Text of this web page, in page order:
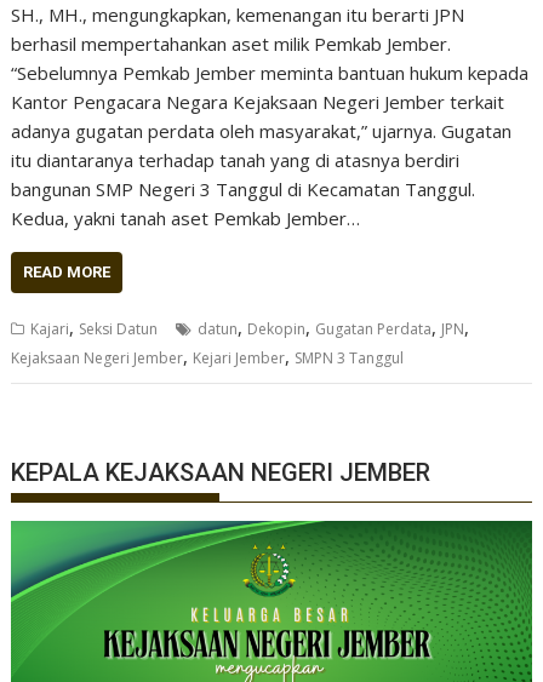
SH., MH., mengungkapkan, kemenangan itu berarti JPN
berhasil mempertahankan aset milik Pemkab Jember.
“Sebelumnya Pemkab Jember meminta bantuan hukum kepada
Kantor Pengacara Negara Kejaksaan Negeri Jember terkait
adanya gugatan perdata oleh masyarakat,” ujarnya. Gugatan
itu diantaranya terhadap tanah yang di atasnya berdiri
bangunan SMP Negeri 3 Tanggul di Kecamatan Tanggul.
Kedua, yakni tanah aset Pemkab Jember…
READ MORE
Kajari, Seksi Datun datun, Dekopin, Gugatan Perdata, JPN,
Kejaksaan Negeri Jember, Kejari Jember, SMPN 3 Tanggul
KEPALA KEJAKSAAN NEGERI JEMBER